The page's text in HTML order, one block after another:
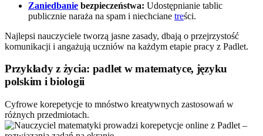
Zaniedbanie bezpieczeństwa: Udostępnianie tablic
publicznie naraża na spam i niechciane treści.
Najlepsi nauczyciele tworzą jasne zasady, dbają o przejrzystość
komunikacji i angażują uczniów na każdym etapie pracy z Padlet.
Przykłady z życia: padlet w matematyce, języku
polskim i biologii
Cyfrowe korepetycje to mnóstwo kreatywnych zastosowań w
różnych przedmiotach.